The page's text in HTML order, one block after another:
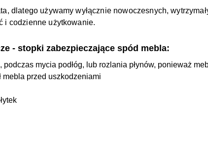
dlatego używamy wyłącznie nowoczesnych,
i codzienne użytkowanie.
- stopki zabezpieczające spód mebla:
mycia podłóg, lub rozlania płynów, ponieważ
mebla przed uszkodzeniami